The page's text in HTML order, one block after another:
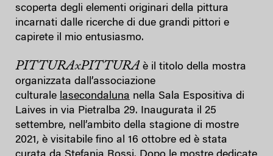
scoperta degli elementi originari della pittura
incarnati dalle ricerche di due grandi pittori e
capirete il mio entusiasmo.
PITTURAxPITTURA è il titolo della mostra
organizzata dall’associazione
culturale lasecondaluna nella Sala Espositiva di
Laives in via Pietralba 29. Inaugurata il 25
settembre, nell’ambito della stagione di mostre
2021, è visitabile fino al 16 ottobre ed è stata